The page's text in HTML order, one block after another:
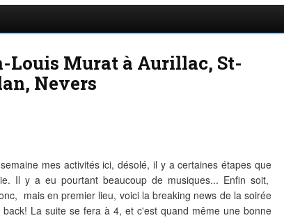
Louis Murat à Aurillac, St-
Nevers
mes activités ici, désolé, il y a certaines étapes que
Il y a eu pourtant beaucoup de musiques... Enfin soit,
mais en premier lieu, voici la breaking news de la soirée
La suite se fera à 4, et c'est quand même une bonne